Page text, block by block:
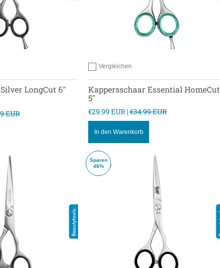
LongCut 6"
EUR
Hinzufügen zum vergleichen
Vergleichen
Kappersschaar Essential HomeCut
5"
€29.99 EUR |€34.99 EUR
In den Warenkorb
Sparen
46%